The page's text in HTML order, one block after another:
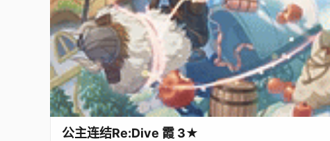
公主连结Re:Dive 霞 3★